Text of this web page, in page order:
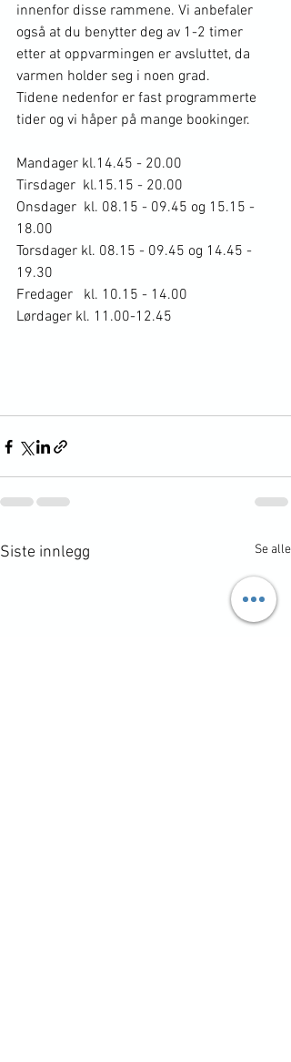
innenfor disse rammene. Vi anbefaler
også at du benytter deg av 1-2 timer
etter at oppvarmingen er avsluttet, da
varmen holder seg i noen grad.
Tidene nedenfor er fast programmerte
tider og vi håper på mange bookinger.
Mandager kl.14.45 - 20.00
Tirsdager  kl.15.15 - 20.00
Onsdager  kl. 08.15 - 09.45 og 15.15 -
18.00
Torsdager kl. 08.15 - 09.45 og 14.45 -
19.30
Fredager   kl. 10.15 - 14.00
Lørdager kl. 11.00-12.45
Siste innlegg Se alle